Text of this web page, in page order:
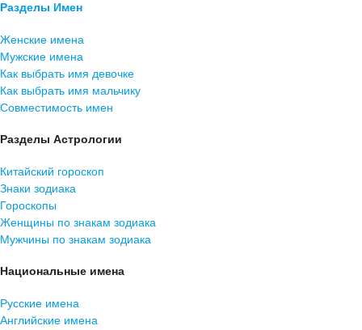
Разделы Имен
Женские имена
Мужские имена
Как выбрать имя девочке
Как выбрать имя мальчику
Совместимость имен
Разделы Астрологии
Китайский гороскоп
Знаки зодиака
Гороскопы
Женщины по знакам зодиака
Мужчины по знакам зодиака
Национальные имена
Русские имена
Английские имена